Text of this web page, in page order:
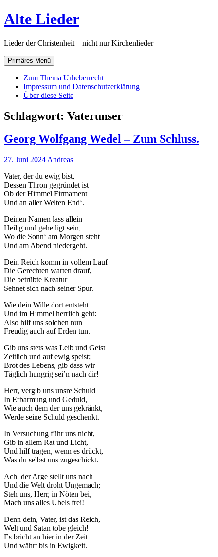
Zum
Inhalt
Alte Lieder
Lieder der Christenheit – nicht nur Kirchenlieder
Primäres Menü
Zum Thema Urheberrecht
Impressum und Datenschutzerklärung
Über diese Seite
Schlagwort: Vaterunser
Georg Wolfgang Wedel – Zum Schluss.
27. Juni 2024 Andreas
Vater, der du ewig bist,
Dessen Thron gegründet ist
Ob der Himmel Firmament
Und an aller Welten End‘.
Deinen Namen lass allein
Heilig und geheiligt sein,
Wo die Sonn‘ am Morgen steht
Und am Abend niedergeht.
Dein Reich komm in vollem Lauf
Die Gerechten warten drauf,
Die betrübte Kreatur
Sehnet sich nach seiner Spur.
Wie dein Wille dort entsteht
Und im Himmel herrlich geht:
Also hilf uns solchen nun
Freudig auch auf Erden tun.
Gib uns stets was Leib und Geist
Zeitlich und auf ewig speist;
Brot des Lebens, gib dass wir
Täglich hungrig sei’n nach dir!
Herr, vergib uns unsre Schuld
In Erbarmung und Geduld,
Wie auch dem der uns gekränkt,
Werde seine Schuld geschenkt.
In Versuchung führ uns nicht,
Gib in allem Rat und Licht,
Und hilf tragen, wenn es drückt,
Was du selbst uns zugeschickt.
Ach, der Arge stellt uns nach
Und die Welt droht Ungemach;
Steh uns, Herr, in Nöten bei,
Mach uns alles Übels frei!
Denn dein, Vater, ist das Reich,
Welt und Satan tobe gleich!
Es bricht an hier in der Zeit
Und währt bis in Ewigkeit.
Notwendig
Diese
sind nicht
optional.
Sie werden
benötigt,
Website
funktioniert.
Statistik
Mit diesen
Cookies
können wir die
und Struktur
der Website
auf Basis der
Nutzung
Erfahrung
Website
während
Ihres Besuchs
so gut wie